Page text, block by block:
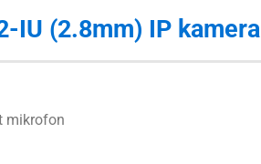
IU (2.8mm) IP kamera
mikrofon